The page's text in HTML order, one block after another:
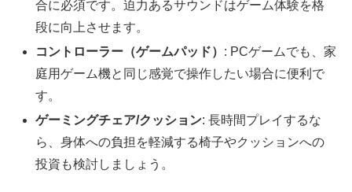
合に必須です。迫力あるサウンドはゲーム体験を格
段に向上させます。
コントローラー（ゲームパッド） : PCゲームでも、家
庭用ゲーム機と同じ感覚で操作したい場合に便利で
す。
ゲーミングチェア/クッション: 長時間プレイするな
ら、身体への負担を軽減する椅子やクッションへの
投資も検討しましょう。